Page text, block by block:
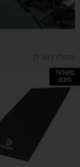
מומלץ בשבילך
משלוח
חינם